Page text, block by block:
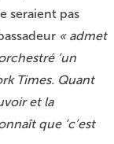
seraient pas
« admet
‘un
Times. Quant
et la
que ‘c’est